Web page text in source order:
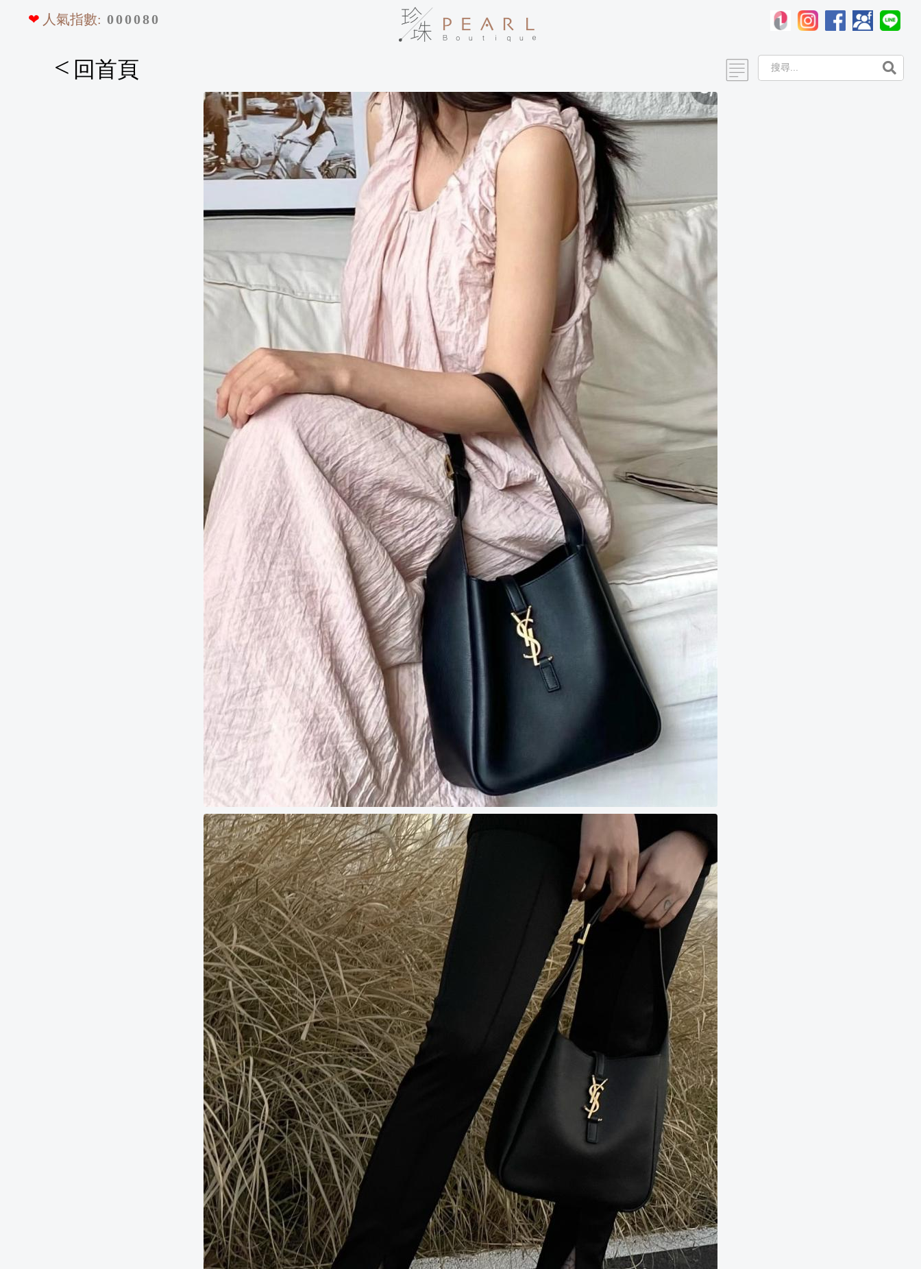
❤ 人氣指數: 000080
< 回首頁